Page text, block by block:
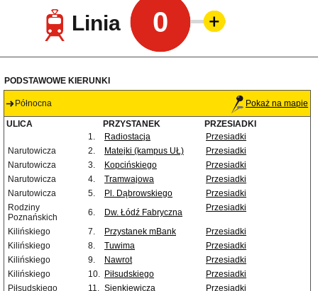
Linia 0
PODSTAWOWE KIERUNKI
Północna Pokaż na mapie
ULICA PRZYSTANEK
PRZESIADKI
1.
Radiostacja
Przesiadki
Narutowicza
2. Matejki (kampus UŁ)
Przesiadki
Narutowicza
3. Kopcińskiego
Przesiadki
Narutowicza
4. Tramwajowa
Przesiadki
Narutowicza
5. Pl. Dąbrowskiego
Przesiadki
Rodziny
Poznańskich
6. Dw. Łódź Fabryczna Przesiadki
Kilińskiego 7. Przystanek mBank
Przesiadki
Kilińskiego
8. Tuwima
Przesiadki
Kilińskiego
9. Nawrot
Przesiadki
Kilińskiego
10. Piłsudskiego
Przesiadki
Piłsudskiego
11. Sienkiewicza
Przesiadki